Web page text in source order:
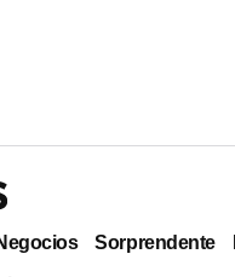
Sorprendente